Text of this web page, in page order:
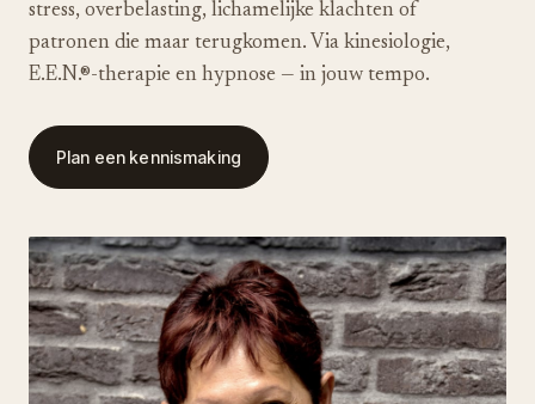
stress, overbelasting, lichamelijke klachten of
patronen die maar terugkomen. Via kinesiologie,
E.E.N.®-therapie en hypnose — in jouw tempo.
Plan een kennismaking